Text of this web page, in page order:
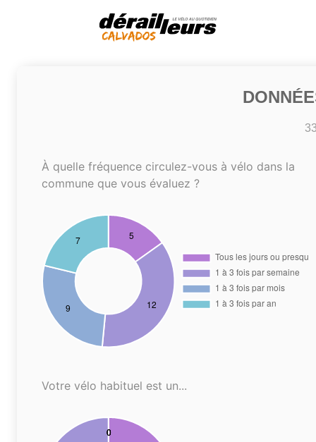
À quelle fréquence circulez-vous à vélo dans la
commune que vous évaluez ?
Votre vélo habituel est un...